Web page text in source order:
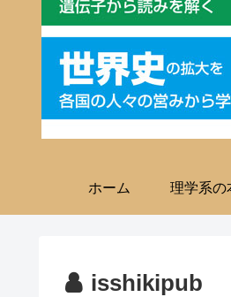
ホーム 理学系の
isshikipub